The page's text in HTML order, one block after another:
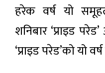
हरेक वर्ष यो
शनिबार ‘प्राइड
‘प्राइड परेड’को यो